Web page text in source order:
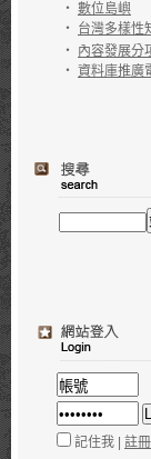
‧ 數位島嶼
‧ 台灣多樣性
‧ 內容發展分
‧ 資料庫推廣
記住我 | 註冊